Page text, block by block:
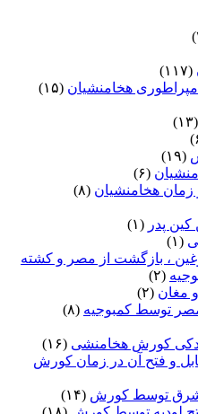
(۱۱۷)
هخامنشیان (۱۵)
(۱۳)
(۱۹)
(۶)
زمان هخامنشیان (۸)
پدر (۱)
(۱)
، بازگشت از مصر و کشته
(۲)
مغان (۲)
توسط کمبوجیه (۸)
کورش هخامنشی (۱۶)
و فتح آن در زمان کورش
شرق توسط کورش (۱۴)